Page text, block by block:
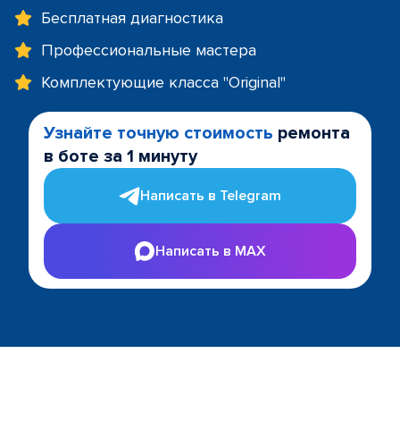
Бесплатная диагностика
Профессиональные мастера
Комплектующие класса "Original"
Узнайте точную стоимость ремонта
в боте за 1 минуту
Написать в Telegram
Написать в MAX